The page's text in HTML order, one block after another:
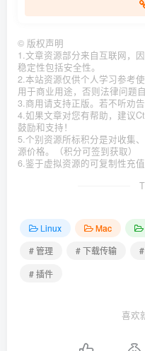
© 版权声明
1.文章资源部分来自互联网，
稳定性包括安全性。
2.本站资源仅供个人学习参考
用于商业用途，否则法律问题自
3.商用请支持正版。若不听劝
4.如果文章对您有帮助，建议
鼓励和支持！
5.个别资源所标积分是对收集
源价格。（积分可签到获取）
6.鉴于虚拟资源的可复制性充
Linux Mac
# 管理
# 下载传输
# 插件
喜欢